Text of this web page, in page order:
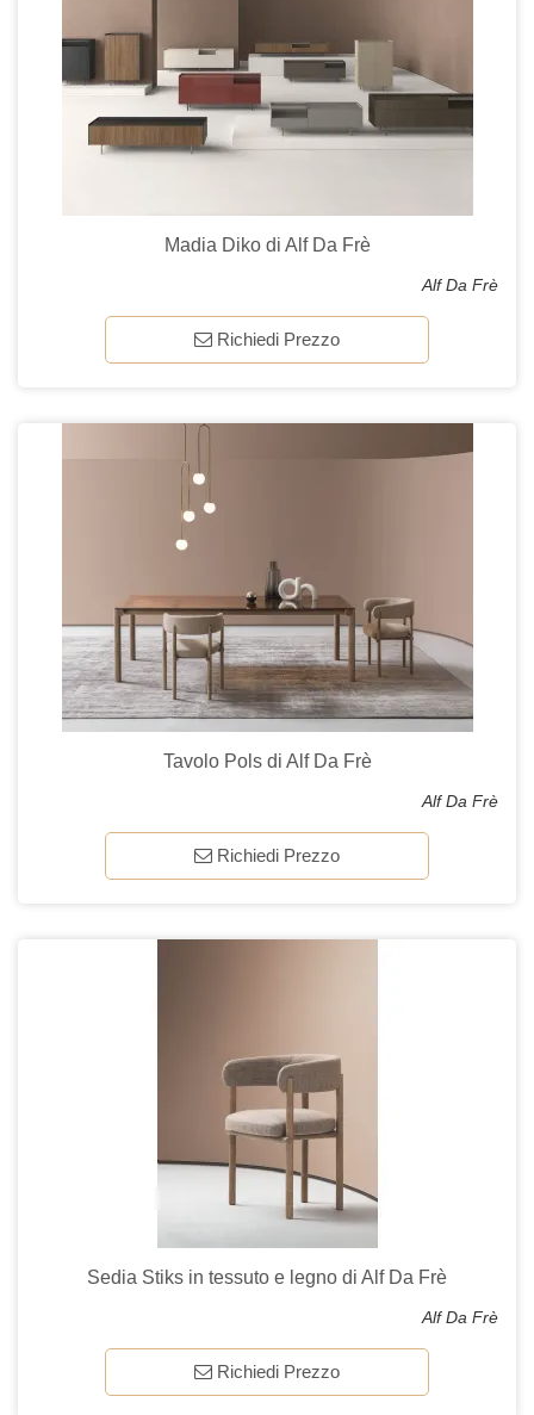
Madia Diko di Alf Da Frè
Alf Da Frè
Richiedi Prezzo
Tavolo Pols di Alf Da Frè
Alf Da Frè
Richiedi Prezzo
Sedia Stiks in tessuto e legno di Alf Da Frè
Alf Da Frè
Richiedi Prezzo